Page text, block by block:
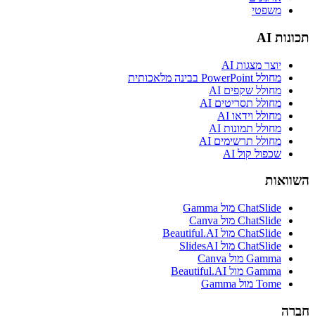
משפטי
תכונות AI
יוצר מצגות AI
מחולל PowerPoint בבינה מלאכותית
מחולל שקפים AI
מחולל תסריטים AI
מחולל וידאו AI
מחולל תמונות AI
מחולל תרשימים AI
שכפול קול AI
השוואות
ChatSlide מול Gamma
ChatSlide מול Canva
ChatSlide מול Beautiful.AI
ChatSlide מול SlidesAI
Gamma מול Canva
Gamma מול Beautiful.AI
Tome מול Gamma
חברה